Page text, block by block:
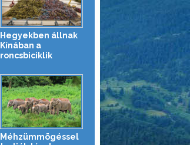
Hegyekben állnak
Kínában a
roncsbiciklik
Méhzümmögéssel